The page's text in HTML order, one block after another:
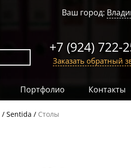
Ваш город:
+7 (924) 722-
Заказать обратный
Портфолио Контакты
Sentida Столы